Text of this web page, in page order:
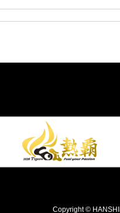
Copyright ©